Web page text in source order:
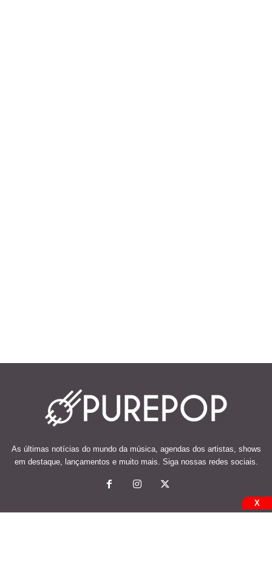
As últimas notícias do mundo da música, agendas dos artistas, shows
em destaque, lançamentos e muito mais. Siga nossas redes sociais.
X